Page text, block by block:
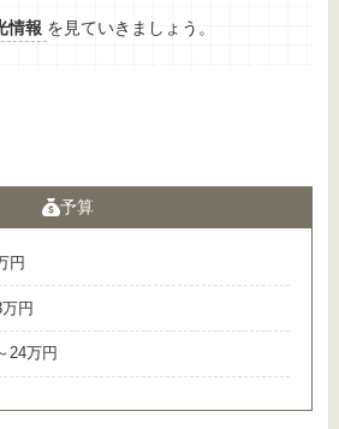
情報 を見ていきましょう。
予算
円
円
24万円